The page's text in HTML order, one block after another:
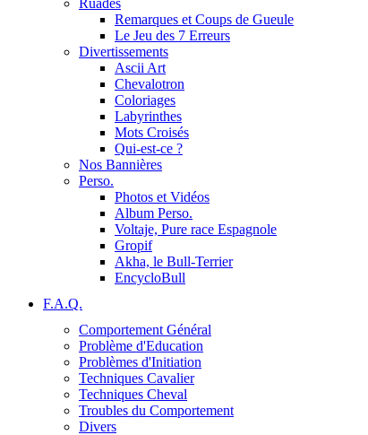
Remarques et Coups de Gueule
Le Jeu des 7 Erreurs
Divertissements
Ascii Art
Chevalotron
Coloriages
Labyrinthes
Mots Croisés
Qui-est-ce ?
Nos Bannières
Perso.
Photos et Vidéos
Album Perso.
Voltaje, Pure race Espagnole
Gropif
Akha, le Bull-Terrier
EncycloBull
F.A.Q.
Comportement Général
Problème d'Education
Problèmes d'Initiation
Techniques Cavalier
Techniques Cheval
Troubles du Comportement
Divers